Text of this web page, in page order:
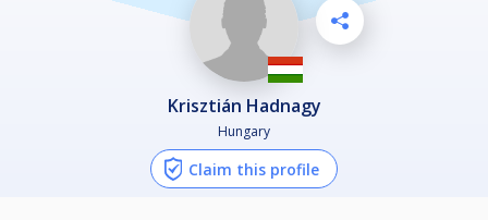
Krisztián Hadnagy
Hungary
Claim this profile